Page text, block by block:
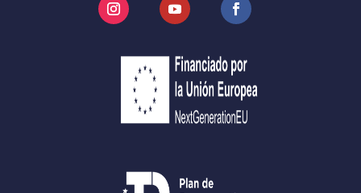
Instagram YouTube Facebook